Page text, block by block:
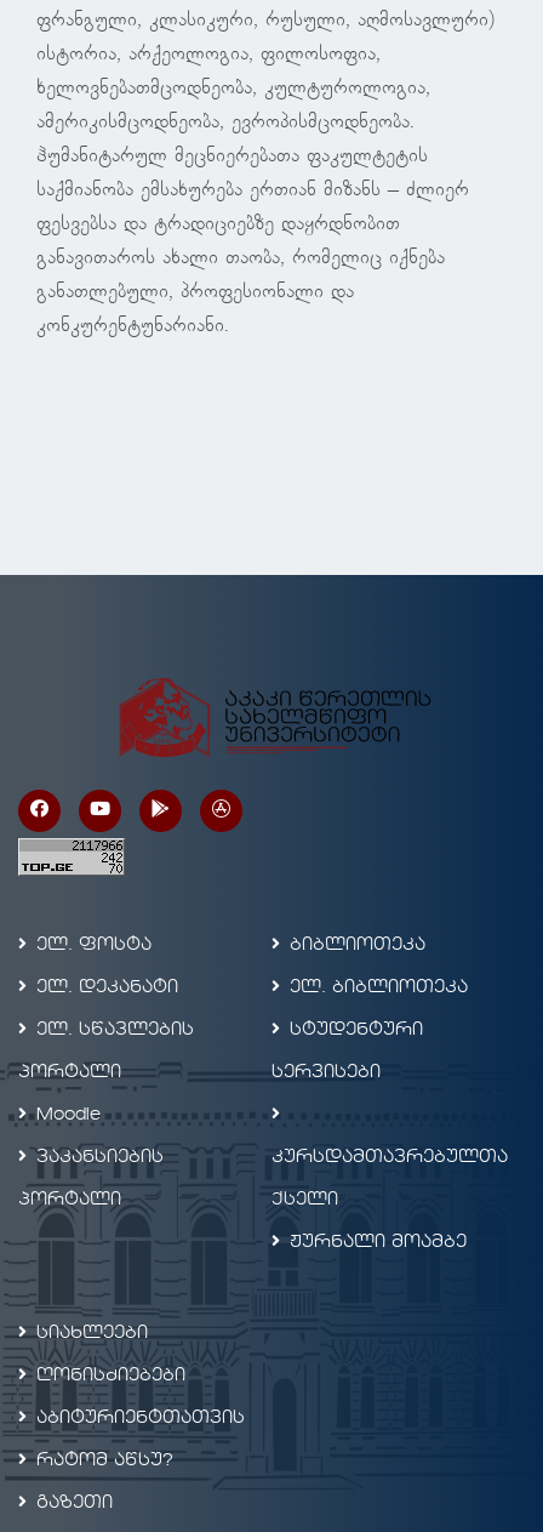
ფრანგული, კლასიკური, რუსული, აღმოსავლური)
ისტორია, არქეოლოგია, ფილოსოფია,
ხელოვნებათმცოდნეობა, კულტუროლოგია,
ამერიკისმცოდნეობა, ევროპისმცოდნეობა.
ჰუმანიტარულ მეცნიერებათა ფაკულტეტის
საქმიანობა ემსახურება ერთიან მიზანს – ძლიერ
ფესვებსა და ტრადიციებზე დაყრდნობით
განავითაროს ახალი თაობა, რომელიც იქნება
განათლებული, პროფესიონალი და
კონკურენტუნარიანი.
ელ. ფოსტა
ელ. დეკანატი
ელ. სწავლების
პორტალი
Moodle
ვაკანსიების
პორტალი
ბიბლიოთეკა
ელ. ბიბლიოთეკა
სტუდენტური
სერვისები
კურსდამთავრებულთა
ქსელი
ჟურნალი მოამბე
სიახლეები
ღონისძიებები
აბიტურიენტთათვის
რატომ აწსუ?
გაზეთი